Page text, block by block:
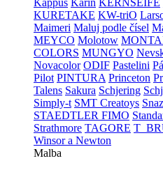
Kappus Karin KERNSEIFE
KURETAKE KW-triO
Maimeri Maluj podle čísel
MEYCO Molotow
COLORS MUNGYO
Novacolor ODIF Pastelini
Pilot PINTURA Princeton
Talens Sakura Schjering
Simply-t SMT Creatoys
STAEDTLER FIMO
Strathmore TAGORE
Winsor a Newton
Malba